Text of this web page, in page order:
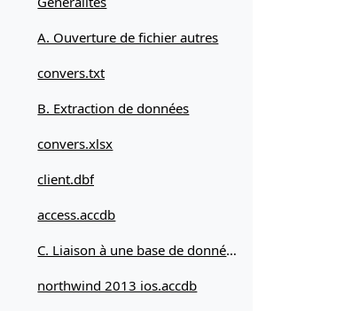
A. Ouverture de fichier autres
convers.txt
B. Extraction de données
convers.xlsx
client.dbf
access.accdb
C. Liaison à une base de données externe
northwind 2013 ios.accdb